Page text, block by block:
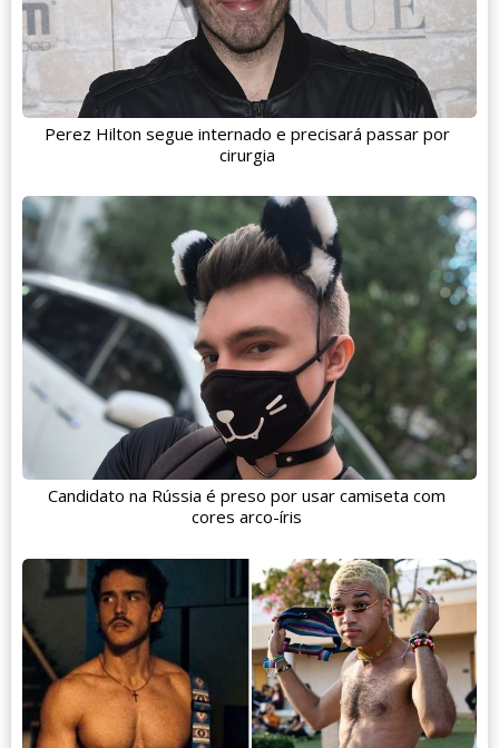
Perez Hilton segue internado e precisará passar por
cirurgia
Candidato na Rússia é preso por usar camiseta com
cores arco-íris